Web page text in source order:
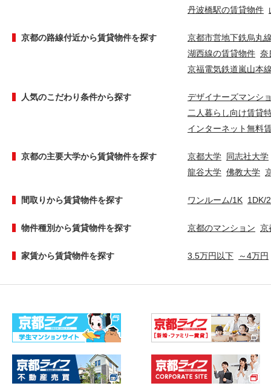
丹波橋駅の賃貸物件
京都の路線付近から賃貸物件を探す
京都市営地下鉄烏丸
湖西線の賃貸物件 奈
京福電気鉄道嵐山本
人気のこだわり条件から探す
デザイナーズマンシ
二人暮らし向け賃貸
インターネット無料
京都の主要大学から賃貸物件を探す 京都大学 同志社大学
龍谷大学 佛教大学
間取りから賃貸物件を探す ワンルーム/1K 1DK/
物件種別から賃貸物件を探す 京都のマンション 京
家賃から賃貸物件を探す 3.5万円以下 ～4万円